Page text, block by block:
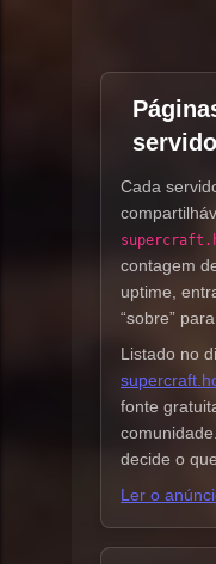
Cada
contagem
uptime,
“sobre”
Listado no
fonte
decide o
Ler o